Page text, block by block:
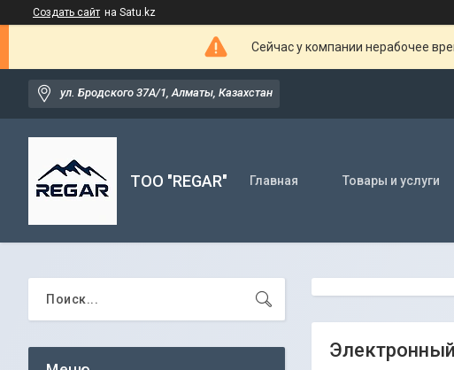
Создать сайт на Satu.kz
Сейчас у компании нерабочее
ул. Бродского 37А/1, Алматы, Казахстан
TOO "REGAR" Главная Товары и услуги